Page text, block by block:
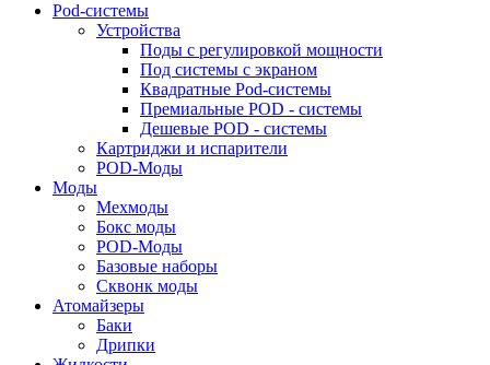
Pod-системы
Устройства
Поды с регулировкой мощности
Под системы с экраном
Квадратные Pod-системы
Премиальные POD - системы
Дешевые POD - системы
Картриджи и испарители
POD-Моды
Моды
Мехмоды
Бокс моды
POD-Моды
Базовые наборы
Сквонк моды
Атомайзеры
Баки
Дрипки